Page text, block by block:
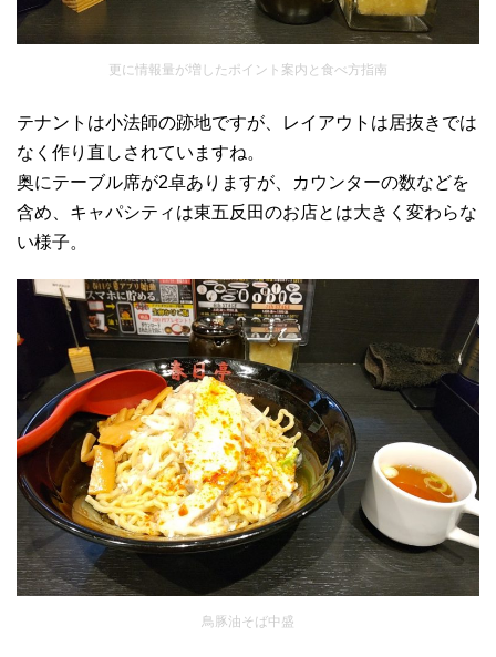
更に情報量が増したポイント案内と食べ方指南
テナントは小法師の跡地ですが、レイアウトは居抜きでは
なく作り直しされていますね。
奥にテーブル席が2卓ありますが、カウンターの数などを
含め、キャパシティは東五反田のお店とは大きく変わらな
い様子。
鳥豚油そば中盛